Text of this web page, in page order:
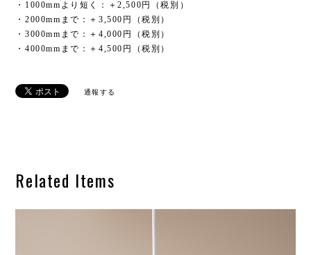
・1000mmより短く：＋2,500円（税別）
・2000mmまで：＋3,500円（税別）
・3000mmまで：＋4,000円（税別）
・4000mmまで：＋4,500円（税別）
通報する
Related Items